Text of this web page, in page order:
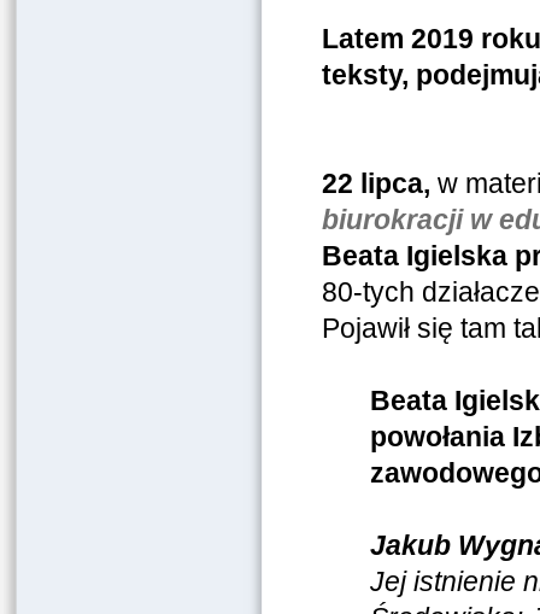
Latem 2019
teksty,
22 lipca, w
biurokracji w
Beata Igielska
80-tych
Pojawił się tam
Beata
powołania
Jakub
Jej istnienie